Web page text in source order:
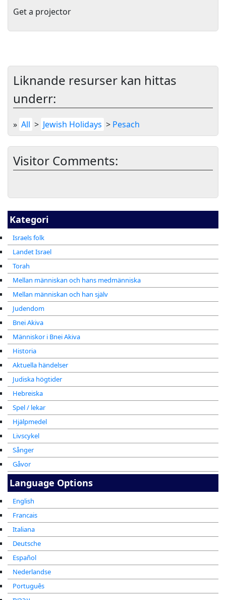
Kategori
Israels folk
Landet Israel
Torah
Mellan människan och hans medmänniska
Mellan människan och han själv
Judendom
Bnei Akiva
Människor i Bnei Akiva
Historia
Aktuella händelser
Judiska högtider
Hebreiska
Spel / lekar
Hjälpmedel
Livscykel
Sånger
Gåvor
Get a projector
Liknande resurser kan hittas
underr:
» All > Jewish Holidays > Pesach
Visitor Comments:
Language Options
English
Francais
Italiana
Deutsche
Español
Nederlandse
Português